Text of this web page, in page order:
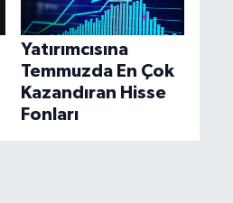
Yatırımcısına
Temmuzda En Çok
Kazandıran Hisse
Fonları